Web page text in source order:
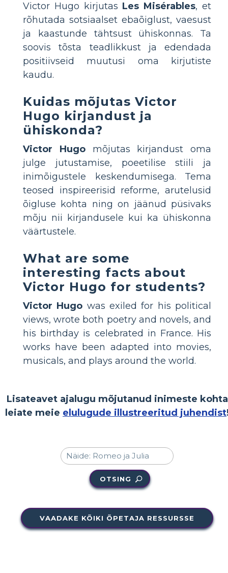
Victor Hugo kirjutas Les Misérables, et
rõhutada sotsiaalset ebaõiglust, vaesust
ja kaastunde tähtsust ühiskonnas. Ta
soovis tõsta teadlikkust ja edendada
positiivseid muutusi oma kirjutiste
kaudu.
Kuidas mõjutas Victor
Hugo kirjandust ja
ühiskonda?
Victor Hugomõjutas kirjandust oma
julge jutustamise, poeetilise stiili ja
inimõigustele keskendumisega. Tema
teosed inspireerisid reforme, arutelusid
õigluse kohta ning on jäänud püsivaks
mõju nii kirjandusele kui ka ühiskonna
väärtustele.
What are some
interesting facts about
Victor Hugo for students?
Victor Hugo was exiled for his political
views, wrote both poetry and novels, and
his birthday is celebrated in France. His
works have been adapted into movies,
musicals, and plays around the world.
Lisateavet ajalugu mõjutanud inimeste kohta
leiate meie elulugude illustreeritud juhendist
OTSING
VAADAKE KÕIKI ÕPETAJA RESSURSSE